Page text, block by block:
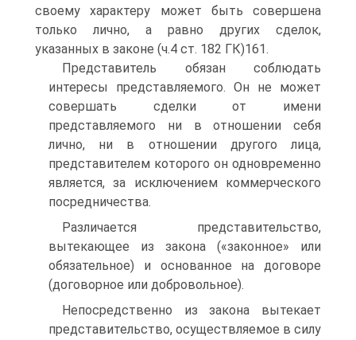
своему характеру может быть совершена
только лично, а равно других сделок,
указанных в законе (ч.4 ст. 182 ГК)161.
Представитель обязан соблюдать
интересы представляемого. Он не может
совершать сделки от имени
представляемого ни в отношении себя
лично, ни в отношении другого лица,
представителем которого он одновременно
является, за исключением коммерческого
посредничества.
Различается представительство,
вытекающее из закона («законное» или
обязательное) и основанное на договоре
(договорное или добровольное).
Непосредственно из закона вытекает
представительство, осуществляемое в силу